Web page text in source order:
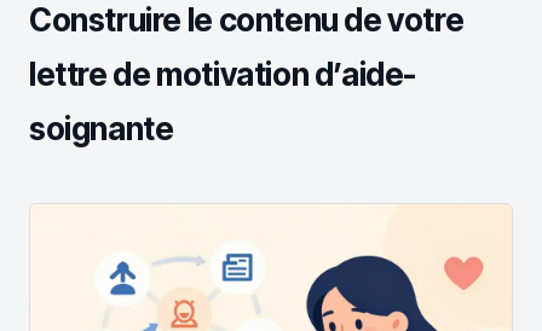
Construire le contenu de votre
lettre de motivation d’aide-
soignante